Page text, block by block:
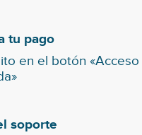
tu pago
en el botón «Acceso
soporte